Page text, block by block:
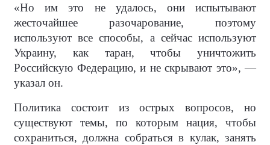
«Но им это не удалось, они испытывают
жесточайшее разочарование, поэтому
используют все способы, а сейчас используют
Украину, как таран, чтобы уничтожить
Российскую Федерацию, и не скрывают это», —
указал он.
Политика состоит из острых вопросов, но
существуют темы, по которым нация, чтобы
сохраниться, должна собраться в кулак, занять